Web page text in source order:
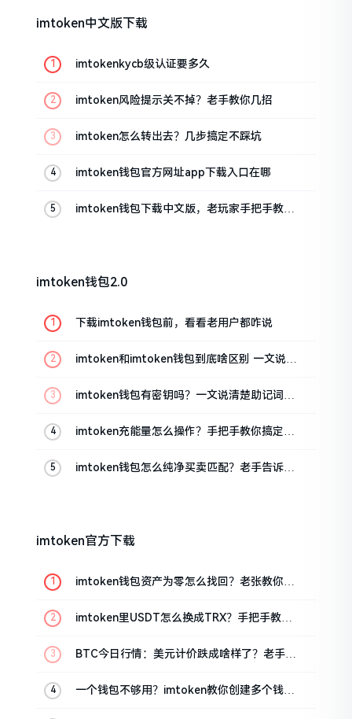
imtoken中文版下载
imtokenkycb级认证要多久
imtoken风险提示关不掉？老手教你几招
imtoken怎么转出去？几步搞定不踩坑
imtoken钱包官方网址app下载入口在哪
imtoken钱包下载中文版，老玩家手把手教你
imtoken钱包2.0
下载imtoken钱包前，看看老用户都咋说
imtoken和imtoken钱包到底啥区别 一文说清
imtoken钱包有密钥吗？一文说清楚助记词和
imtoken充能量怎么操作？手把手教你搞定
imtoken钱包怎么纯净买卖匹配？老手告诉你
imtoken官方下载
imtoken钱包资产为零怎么找回？老张教你几
imtoken里USDT怎么换成TRX？手把手教你
BTC今日行情：美元计价跌成啥样了？老手教
一个钱包不够用？imtoken教你创建多个钱包